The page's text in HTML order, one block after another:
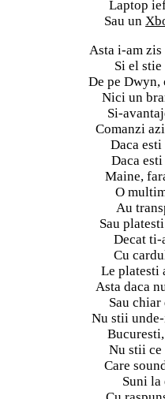
Laptop
Sau un
Asta i-am
Si el stie
De pe Dwyn,
Nici un
Si-
Comanzi
Daca
Daca
Maine,
O
Au
Sau
Decat
Cu
Le platesti
Asta daca
Sau chiar
Nu stii
Nu stii
Care
Suni la